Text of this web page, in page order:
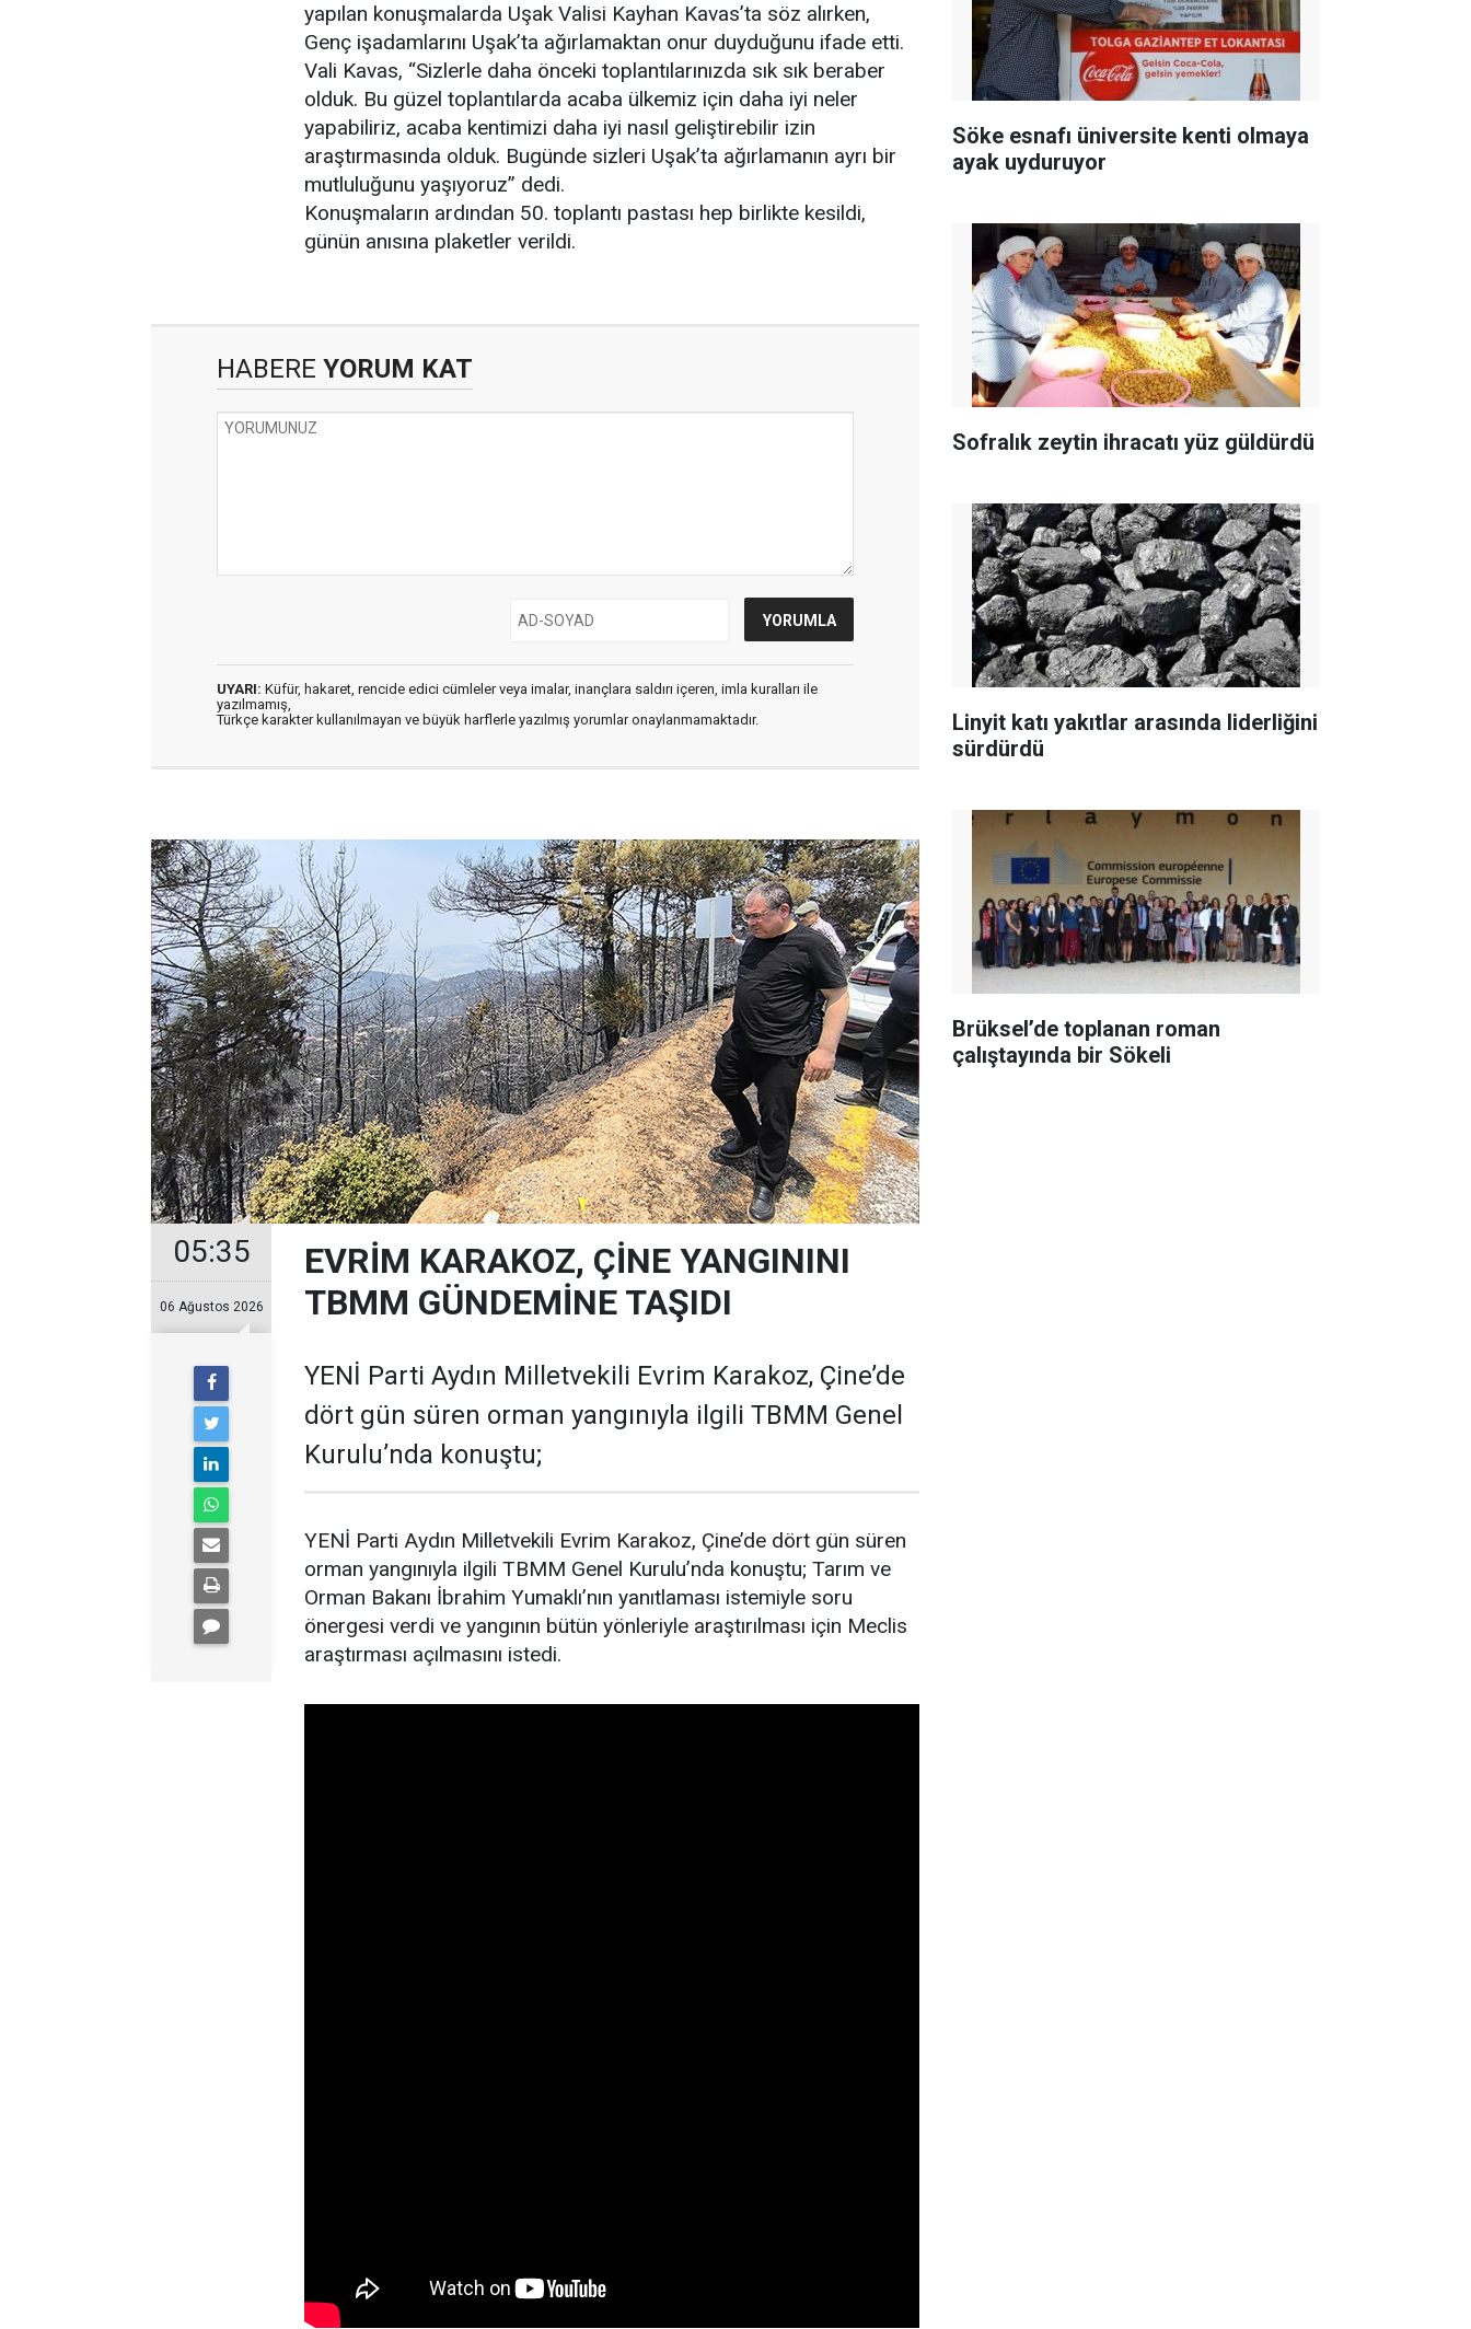
yapılan konuşmalarda Uşak Valisi Kayhan Kavas’ta söz alırken,
Genç işadamlarını Uşak’ta ağırlamaktan onur duyduğunu ifade etti.
Vali Kavas, “Sizlerle daha önceki toplantılarınızda sık sık beraber
olduk. Bu güzel toplantılarda acaba ülkemiz için daha iyi neler
yapabiliriz, acaba kentimizi daha iyi nasıl geliştirebilir izin
araştırmasında olduk. Bugünde sizleri Uşak’ta ağırlamanın ayrı bir
mutluluğunu yaşıyoruz” dedi.
Konuşmaların ardından 50. toplantı pastası hep birlikte kesildi,
günün anısına plaketler verildi.
HABERE YORUM KAT
UYARI: Küfür, hakaret, rencide edici cümleler veya imalar, inançlara saldırı içeren, imla kuralları ile
yazılmamış,
Türkçe karakter kullanılmayan ve büyük harflerle yazılmış yorumlar onaylanmamaktadır.
05:35
06 Ağustos 2026
EVRİM KARAKOZ, ÇİNE YANGININI
TBMM GÜNDEMİNE TAŞIDI
YENİ Parti Aydın Milletvekili Evrim Karakoz, Çine’de
dört gün süren orman yangınıyla ilgili TBMM Genel
Kurulu’nda konuştu;
YENİ Parti Aydın Milletvekili Evrim Karakoz, Çine’de dört gün süren
orman yangınıyla ilgili TBMM Genel Kurulu’nda konuştu; Tarım ve
Orman Bakanı İbrahim Yumaklı’nın yanıtlaması istemiyle soru
önergesi verdi ve yangının bütün yönleriyle araştırılması için Meclis
araştırması açılmasını istedi.
Söke esnafı üniversite kenti olmaya
ayak uyduruyor
Sofralık zeytin ihracatı yüz güldürdü
Linyit katı yakıtlar arasında liderliğini
sürdürdü
Brüksel’de toplanan roman
çalıştayında bir Sökeli